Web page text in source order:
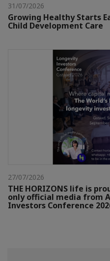
31/07/2026
Growing Healthy Starts
Child Development Care
27/07/2026
THE HORIZONS life is
only official media from
Investors Conference